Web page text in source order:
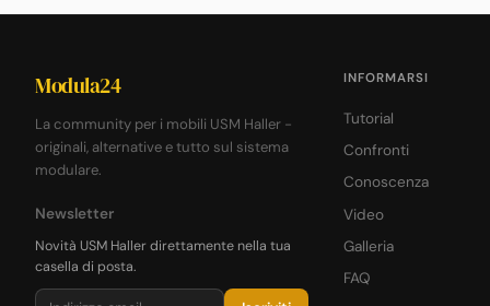
Modula24
La community per i mobili USM Haller -
originali, alternative e tutto sul sistema
modulare.
Newsletter
Novità USM Haller direttamente nella tua
casella di posta.
INFORMARSI
Tutorial
Confronti
Conoscenza
Video
Galleria
FAQ